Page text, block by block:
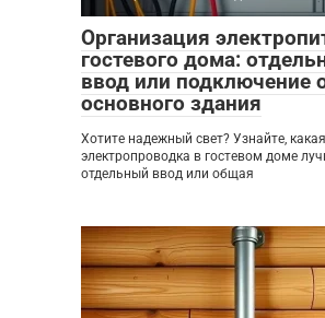
Организация
гостевого дома:
ввод или подключение
основного здания
Хотите надежный свет? Узнайте, какая
электропроводка в гостевом доме
отдельный ввод или общая